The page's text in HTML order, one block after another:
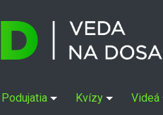
Podujatia Kvízy Videá